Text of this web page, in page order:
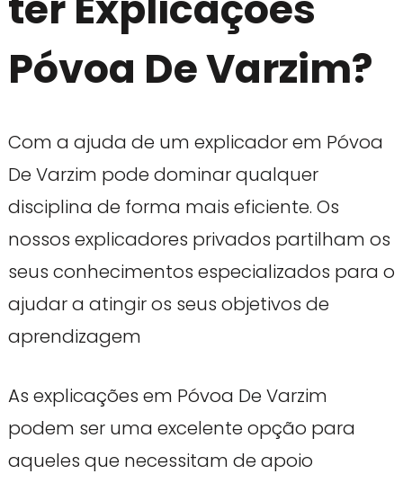
Póvoa De Varzim?
Com a ajuda de um explicador em Póvoa
De Varzim pode dominar qualquer
disciplina de forma mais eficiente. Os
nossos explicadores privados partilham os
seus conhecimentos especializados para o
ajudar a atingir os seus objetivos de
aprendizagem
As explicações em Póvoa De Varzim
podem ser uma excelente opção para
aqueles que necessitam de apoio